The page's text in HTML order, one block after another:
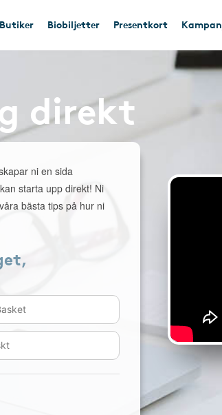
Butiker Biobiljetter Presentkort
direkt
ni en sida
starta upp direkt! Ni
bästa tips på hur ni